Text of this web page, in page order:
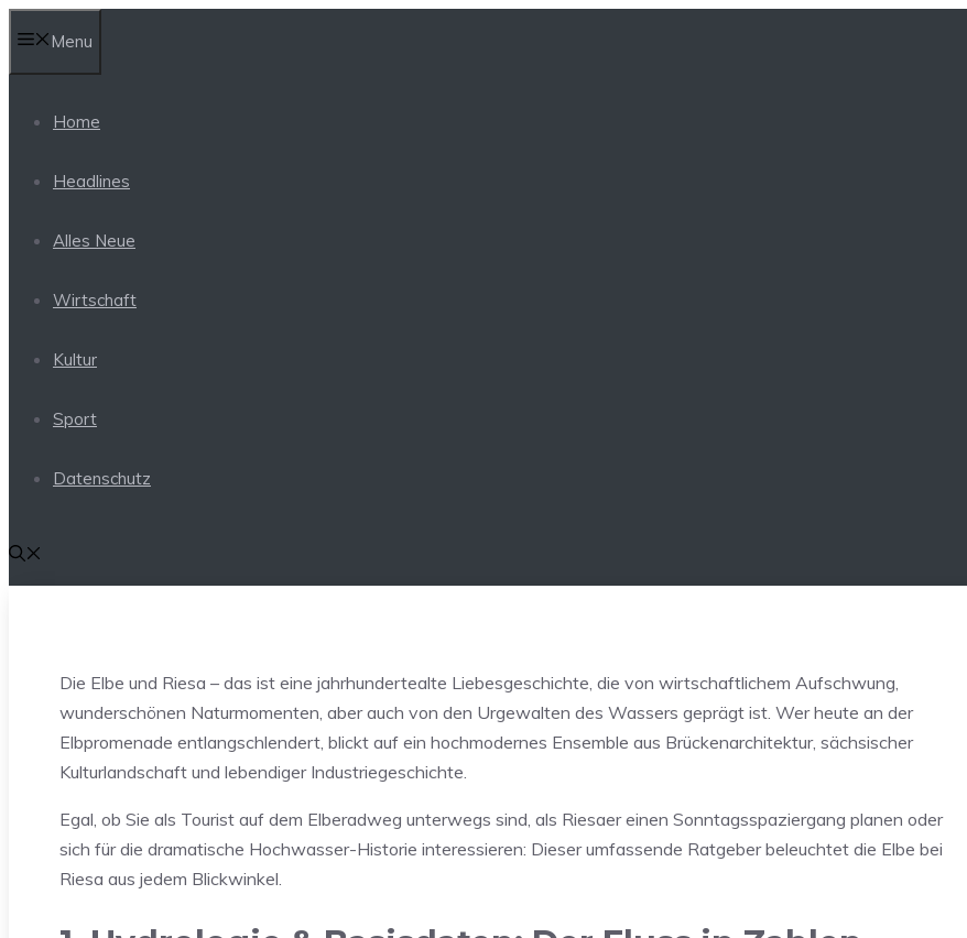
to
content
Menu
Home
Headlines
Alles Neue
Wirtschaft
Kultur
Sport
Datenschutz
Die Elbe und Riesa – das ist eine jahrhundertealte Liebesgeschichte, die von wirtschaftlichem Aufschwung,
wunderschönen Naturmomenten, aber auch von den Urgewalten des Wassers geprägt ist. Wer heute an der
Elbpromenade entlangschlendert, blickt auf ein hochmodernes Ensemble aus Brückenarchitektur, sächsischer
Kulturlandschaft und lebendiger Industriegeschichte.
Egal, ob Sie als Tourist auf dem Elberadweg unterwegs sind, als Riesaer einen Sonntagsspaziergang planen oder
sich für die dramatische Hochwasser-Historie interessieren: Dieser umfassende Ratgeber beleuchtet die Elbe bei
Riesa aus jedem Blickwinkel.